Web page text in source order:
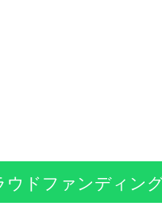
ウドファンディン